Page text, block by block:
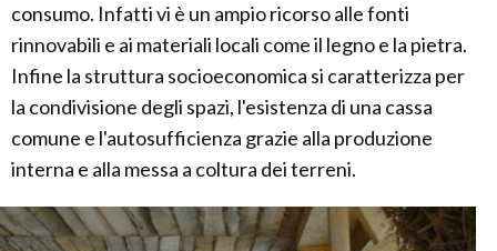
consumo. Infatti vi è un ampio ricorso alle fonti
rinnovabili e ai materiali locali come il legno e la pietra.
Infine la struttura socioeconomica si caratterizza per
la condivisione degli spazi, l'esistenza di una cassa
comune e l'autosufficienza grazie alla produzione
interna e alla messa a coltura dei terreni.